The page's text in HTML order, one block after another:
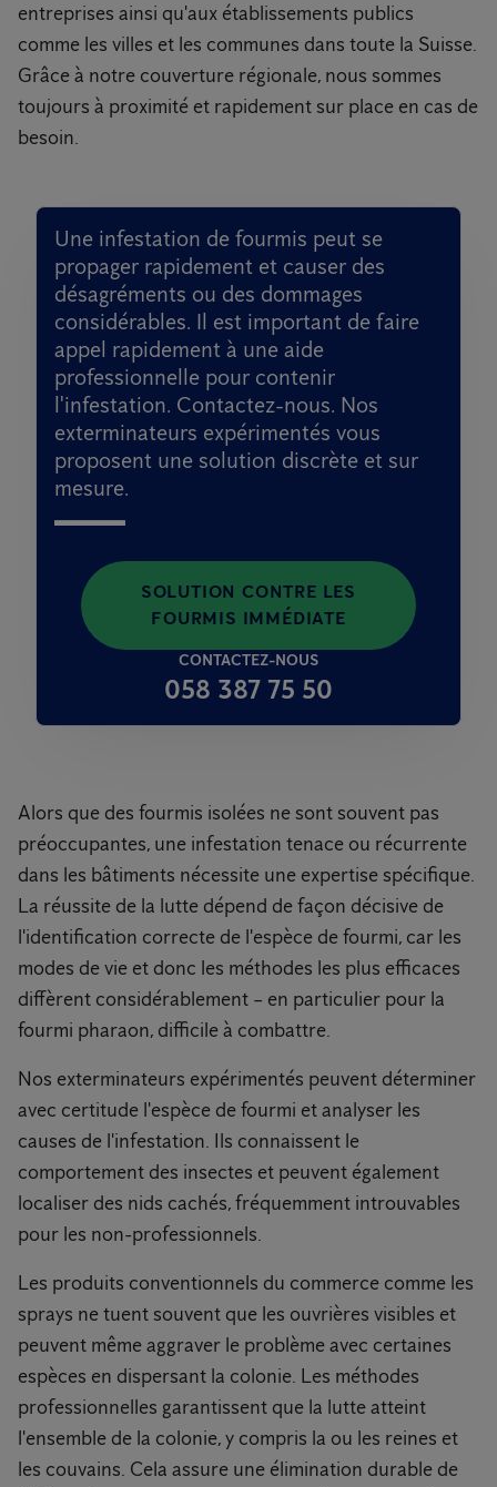
entreprises ainsi qu'aux établissements publics
comme les villes et les communes dans toute la Suisse.
Grâce à notre couverture régionale, nous sommes
toujours à proximité et rapidement sur place en cas de
besoin.
Une infestation de fourmis peut se
propager rapidement et causer des
désagréments ou des dommages
considérables. Il est important de faire
appel rapidement à une aide
professionnelle pour contenir
l'infestation. Contactez-nous. Nos
exterminateurs expérimentés vous
proposent une solution discrète et sur
mesure.
SOLUTION CONTRE LES
FOURMIS IMMÉDIATE
CONTACTEZ-NOUS
058 387 75 50
Alors que des fourmis isolées ne sont souvent pas
préoccupantes, une infestation tenace ou récurrente
dans les bâtiments nécessite une expertise spécifique.
La réussite de la lutte dépend de façon décisive de
l'identification correcte de l'espèce de fourmi, car les
modes de vie et donc les méthodes les plus efficaces
diffèrent considérablement – en particulier pour la
fourmi pharaon, difficile à combattre.
Nos exterminateurs expérimentés peuvent déterminer
avec certitude l'espèce de fourmi et analyser les
causes de l'infestation. Ils connaissent le
comportement des insectes et peuvent également
localiser des nids cachés, fréquemment introuvables
pour les non-professionnels.
Les produits conventionnels du commerce comme les
sprays ne tuent souvent que les ouvrières visibles et
peuvent même aggraver le problème avec certaines
espèces en dispersant la colonie. Les méthodes
professionnelles garantissent que la lutte atteint
l'ensemble de la colonie, y compris la ou les reines et
les couvains. Cela assure une élimination durable de